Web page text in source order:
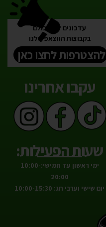
עדכונים לפני כולם
בקבוצות הווצאפ שלנו
להצטרפות לחצו כאן
עקבו אחרינו
שעות הפעילות:
ימי ראשון עד חמישי:10:00-
20:00
יום שישי וערבי חג: 10:00-15:30